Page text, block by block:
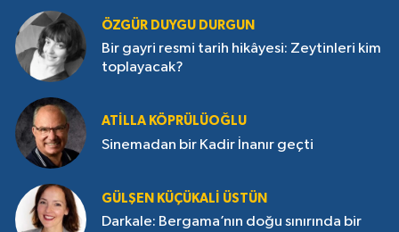
ÖZGÜR DUYGU DURGUN
Bir gayri resmi tarih hikâyesi: Zeytinleri kim
toplayacak?
ATILLA KÖPRÜLÜOĞLU
Sinemadan bir Kadir İnanır geçti
GÜLŞEN KÜÇÜKALI ÜSTÜN
Darkale: Bergama’nın doğu sınırında bir